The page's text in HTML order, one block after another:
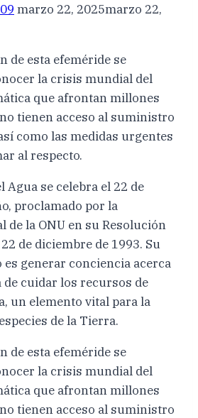
marzo 22, 2025marzo 22,
de esta efeméride se
la crisis mundial del
que afrontan millones
tienen acceso al suministro
como las medidas urgentes
al respecto.
Agua se celebra el 22 de
proclamado por la
de la ONU en su Resolución
de diciembre de 1993. Su
generar conciencia acerca
cuidar los recursos de
un elemento vital para la
de la Tierra.
de esta efeméride se
la crisis mundial del
que afrontan millones
tienen acceso al suministro